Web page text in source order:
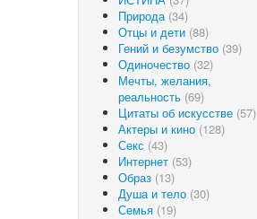
Природа (34)
Отцы и дети (88)
Гений и безумство (39)
Одиночество (32)
Мечты, желания,
реальность (69)
Цитаты об искусстве (57)
Актеры и кино (128)
Секс (43)
Интернет (53)
Образ (13)
Душа и тело (30)
Семья (19)